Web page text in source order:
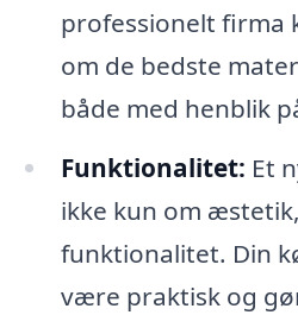
professionelt firma
om de bedste
både med henblik
Funktionalitet: Et
ikke kun om
funktionalitet. Din
være praktisk og